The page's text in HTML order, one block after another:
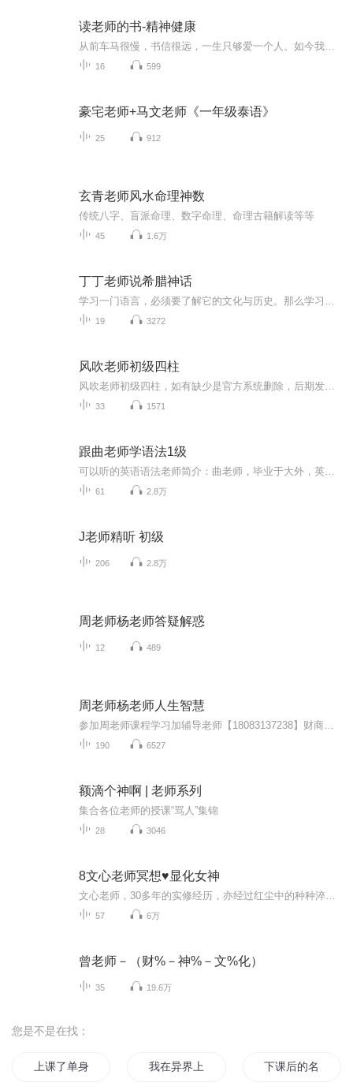
读老师的书-精神健康
16 599
豪宅老师+马文老师《一年级泰语》
25 912
玄青老师风水命理神数
传统八字、盲派命理、数字命理、命理古籍解读等等
45 1.6万
丁丁老师说希腊神话
19 3272
风吹老师初级四柱
33 1571
跟曲老师学语法1级
61 2.8万
J老师精听 初级
206 2.8万
周老师杨老师答疑解惑
12 489
周老师杨老师人生智慧
190 6527
额滴个神啊 | 老师系列
集合各位老师的授课“骂人”集锦
28 3046
8文心老师冥想♥显化女神
57 6万
曾老师－（财%－神%－文%化）
35 19.6万
您是不是在找：
上课了单身狗 我在异界上网课 下课后的名侦探